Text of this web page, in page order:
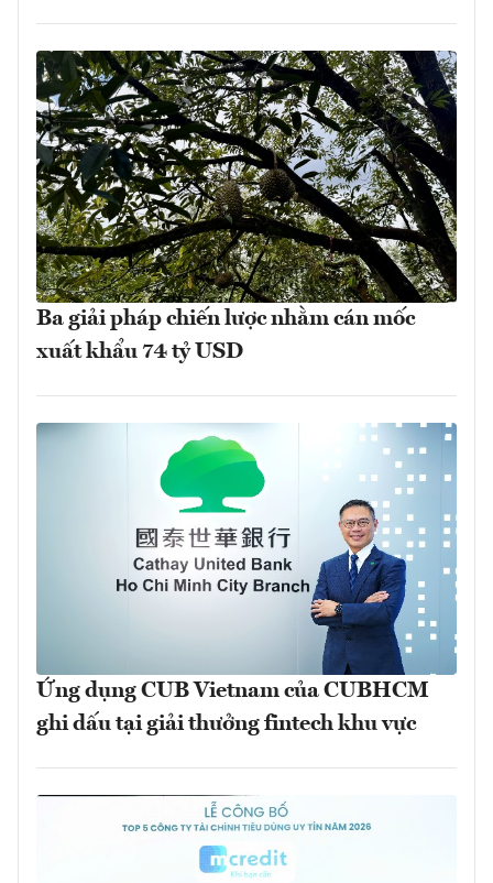
Ba giải pháp chiến lược nhằm cán mốc
xuất khẩu 74 tỷ USD
Ứng dụng CUB Vietnam của CUBHCM
ghi dấu tại giải thưởng fintech khu vực